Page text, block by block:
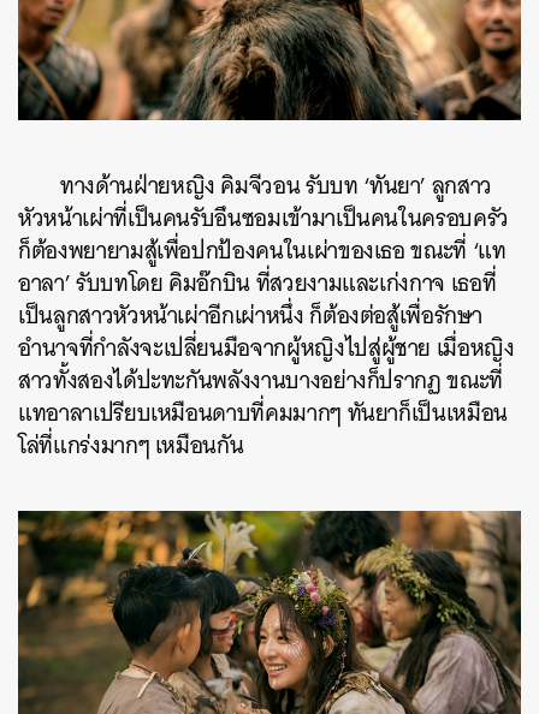
ทางด้านฝ่ายหญิง คิมจีวอน รับบท ‘ทันยา’ ลูกสาว
หัวหน้าเผ่าที่เป็นคนรับอึนซอมเข้ามาเป็นคนในครอบครัว
ก็ต้องพยายามสู้เพื่อปกป้องคนในเผ่าของเธอ ขณะที่ ‘แท
อาลา’ รับบทโดย คิมอ๊กบิน ที่สวยงามและเก่งกาจ เธอที่
เป็นลูกสาวหัวหน้าเผ่าอีกเผ่าหนึ่ง ก็ต้องต่อสู้เพื่อรักษา
อำนาจที่กำลังจะเปลี่ยนมือจากผู้หญิงไปสู่ผู้ชาย เมื่อหญิง
สาวทั้งสองได้ปะทะกันพลังงานบางอย่างก็ปรากฏ ขณะที่
แทอาลาเปรียบเหมือนดาบที่คมมากๆ ทันยาก็เป็นเหมือน
โล่ที่แกร่งมากๆ เหมือนกัน